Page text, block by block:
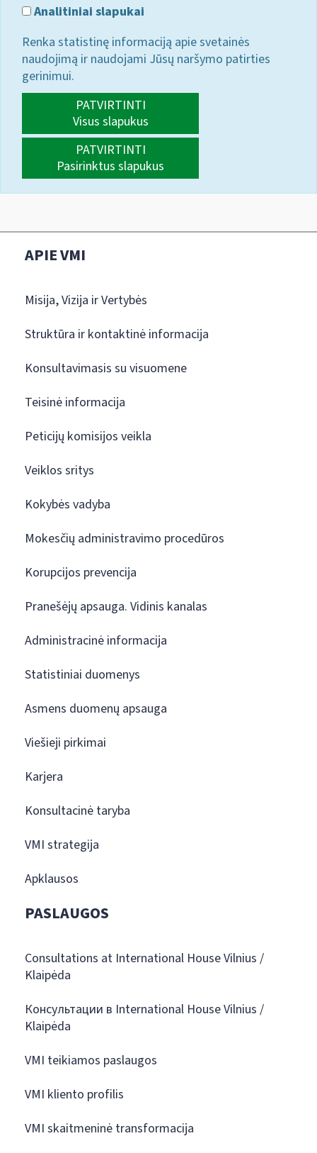
Analitiniai slapukai
Renka statistinę informaciją apie svetainės
naudojimą ir naudojami Jūsų naršymo patirties
gerinimui.
PATVIRTINTI
Visus slapukus
PATVIRTINTI
Pasirinktus slapukus
APIE VMI
Misija, Vizija ir Vertybės
Struktūra ir kontaktinė informacija
Konsultavimasis su visuomene
Teisinė informacija
Peticijų komisijos veikla
Veiklos sritys
Kokybės vadyba
Mokesčių administravimo procedūros
Korupcijos prevencija
Pranešėjų apsauga. Vidinis kanalas
Administracinė informacija
Statistiniai duomenys
Asmens duomenų apsauga
Viešieji pirkimai
Karjera
Konsultacinė taryba
VMI strategija
Apklausos
PASLAUGOS
Consultations at International House Vilnius /
Klaipėda
Консультации в International House Vilnius /
Klaipėda
VMI teikiamos paslaugos
VMI kliento profilis
VMI skaitmeninė transformacija